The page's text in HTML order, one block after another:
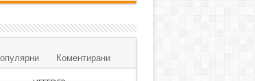
Коментирани